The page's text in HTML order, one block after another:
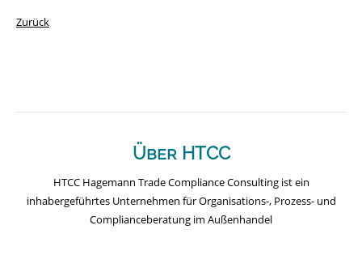
Zurück
Über HTCC
HTCC Hagemann Trade Compliance Consulting ist ein
inhabergeführtes Unternehmen für Organisations-, Prozess- und
Complianceberatung im Außenhandel